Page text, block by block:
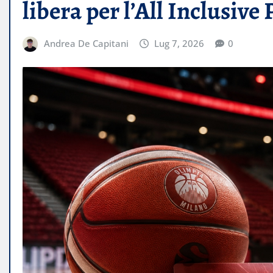
libera per l’All Inclusive
Andrea De Capitani Lug 7, 2026 0